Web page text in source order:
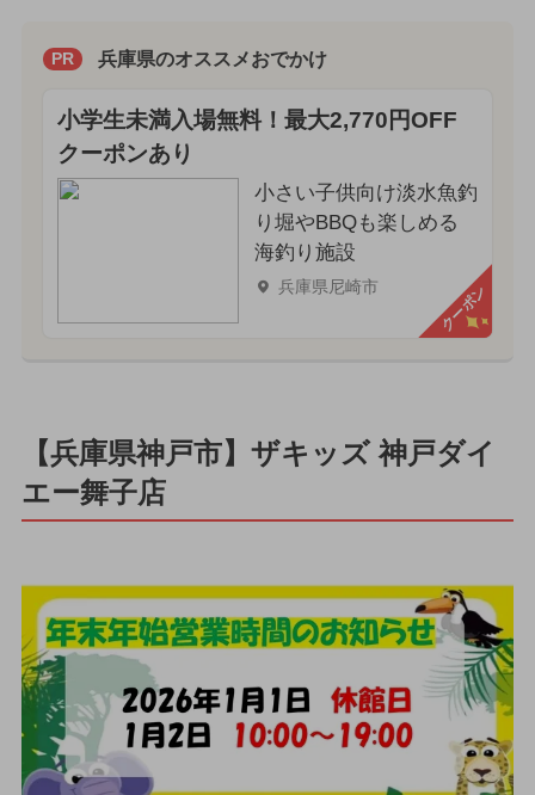
PR 兵庫県のオススメおでかけ
小学生未満入場無料！最大2,770円OFF
クーポンあり
小さい子供向け淡水魚釣
り堀やBBQも楽しめる
海釣り施設
兵庫県尼崎市 クーポン
【兵庫県神戸市】ザキッズ 神戸ダイ
エー舞子店